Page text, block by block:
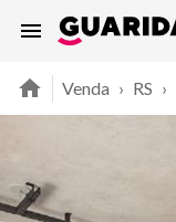
Venda › RS ›